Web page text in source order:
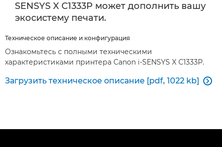
SENSYS X C1333P может дополнить вашу
экосистему печати.
Техническое описание и конфигурация
Ознакомьтесь с полными техническими
характеристиками принтера Canon i-SENSYS X C1333P.
Загрузить техническое описание [pdf, 1022 kb] 